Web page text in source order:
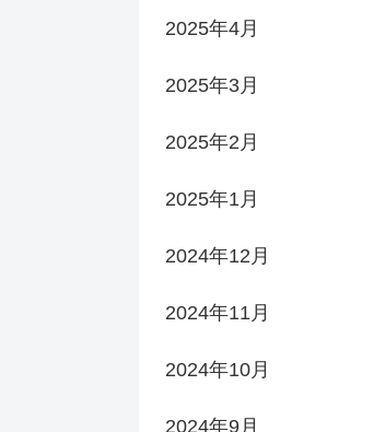
2025年4月
2025年3月
2025年2月
2025年1月
2024年12月
2024年11月
2024年10月
2024年9月